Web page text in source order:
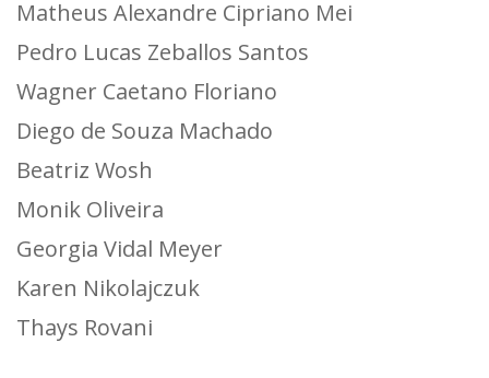
Matheus Alexandre Cipriano Mei
Pedro Lucas Zeballos Santos
Wagner Caetano Floriano
Diego de Souza Machado
Beatriz Wosh
Monik Oliveira
Georgia Vidal Meyer
Karen Nikolajczuk
Thays Rovani